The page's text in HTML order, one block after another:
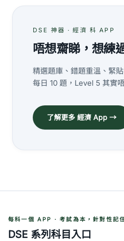
DSE 神器 · 經濟 科 APP
唔想齋睇，想練
精選題庫、錯題重溫、緊
每日 10 題，Level 5 其實
了解更多 經濟 App →
每科一個 APP · 考試為本，針對性記
DSE 系列科目入口